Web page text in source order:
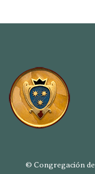
© Congregación